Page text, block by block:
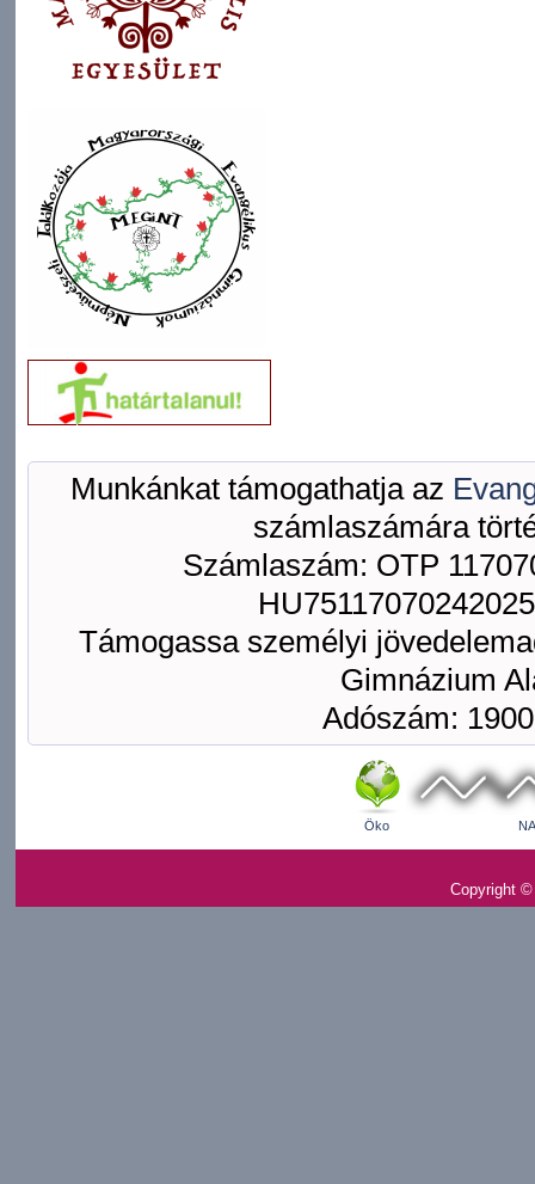
Munkánkat támogathatja az
számlaszámára
Számlaszám: OTP
Támogassa személyi
Gimnázium
Adószám:
Öko
Copyright